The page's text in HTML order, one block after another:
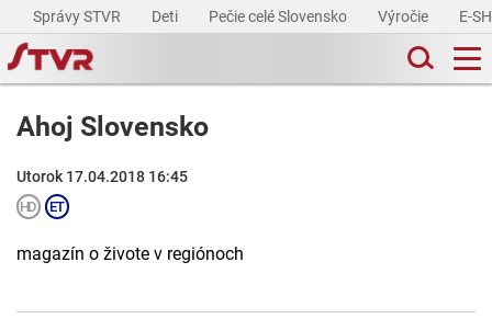
Správy STVR Deti Pečie celé Slovensko Výročie E-
Ahoj Slovensko
Utorok 17.04.2018 16:45
magazín o živote v regiónoch